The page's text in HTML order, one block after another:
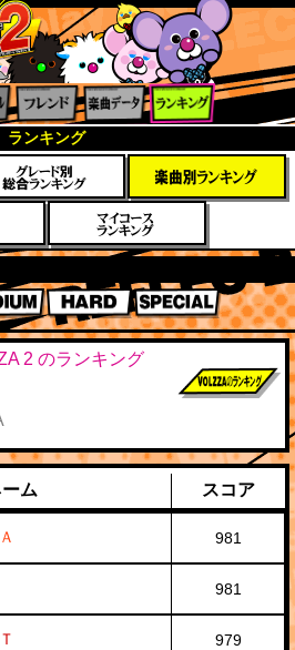
フレン
ド
楽曲デ
ータ
ング
ランキング
グ
HARD SPECIAL
2 のランキング
ム スコア
981
981
979